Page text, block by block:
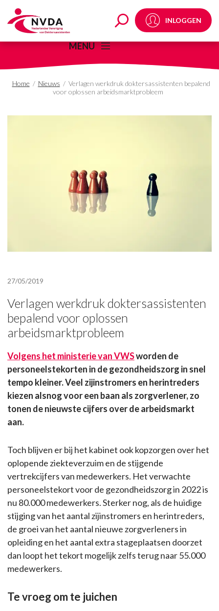
Verlagen werkdrukINLOGGEN
MENU
Home / Nieuws / Verlagen werkdruk doktersassistenten bepalend
voor oplossen arbeidsmarktprobleem
27/05/2019
Verlagen werkdruk doktersassistenten
bepalend voor oplossen
arbeidsmarktprobleem
Volgens het ministerie van VWSworden de
personeelstekorten in de gezondheidszorg in snel
tempo kleiner.Veel zijinstromers en herintreders
kiezen alsnog voor een baan als zorgverlener, zo
tonen de nieuwste cijfers over de arbeidsmarkt
aan.
Toch blijven er bij het kabinet ook kopzorgen over het
oplopende ziekteverzuim en de stijgende
vertrekcijfers van medewerkers. Het verwachte
personeelstekort voor de gezondheidszorg in 2022 is
nu 80.000 medewerkers. Sterker nog, als de huidige
stijging van het aantal zijinstromers en herintreders,
de groei van het aantal nieuwe zorgverleners in
opleiding en het aantal extra stageplaatsen doorzet
dan loopt het tekort mogelijk zelfs terug naar 55.000
medewerkers.
Te vroeg om te juichen